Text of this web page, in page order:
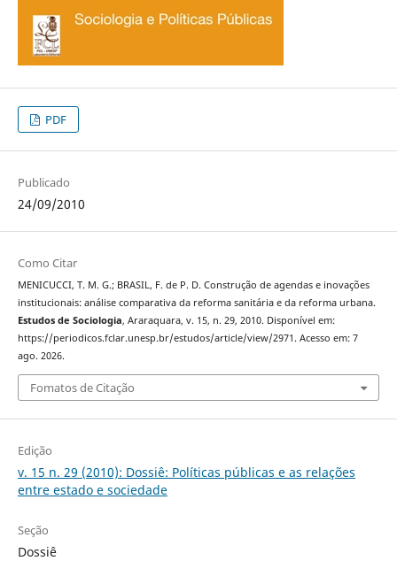
PDF
Publicado
24/09/2010
Como Citar
MENICUCCI, T. M. G.; BRASIL, F. de P. D. Construção de agendas e inovações
institucionais: análise comparativa da reforma sanitária e da reforma urbana.
Estudos de Sociologia, Araraquara, v. 15, n. 29, 2010. Disponível em:
https://periodicos.fclar.unesp.br/estudos/article/view/2971. Acesso em: 7
ago. 2026.
Fomatos de Citação
Edição
v. 15 n. 29 (2010): Dossiê: Políticas públicas e as relações
entre estado e sociedade
Seção
Dossiê